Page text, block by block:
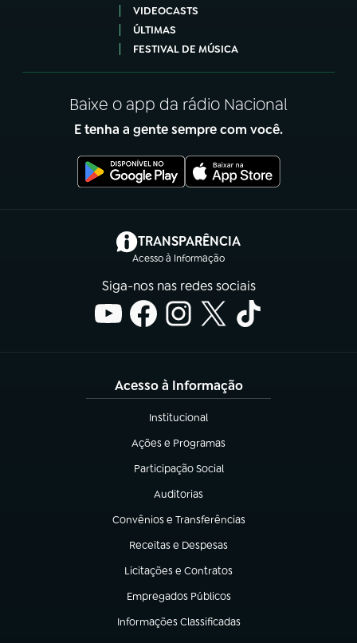
VIDEOCASTS
ÚLTIMAS
FESTIVAL DE MÚSICA
Baixe o app da rádio Nacional
E tenha a gente sempre com você.
TRANSPARÊNCIA
Acesso à Informação
(abre em nova aba)
Siga-nos nas redes sociais
Acesso à Informação
Institucional
(abre em nova aba)
Ações e Programas
(abre em nova aba)
Participação Social
(abre em nova aba)
Auditorias
(abre em nova aba)
Convênios e Transferências
(abre em nova aba)
Receitas e Despesas
(abre em nova aba)
Licitações e Contratos
(abre em nova aba)
Empregados Públicos
(abre em nova aba)
Informações Classificadas
(abre em nova aba)